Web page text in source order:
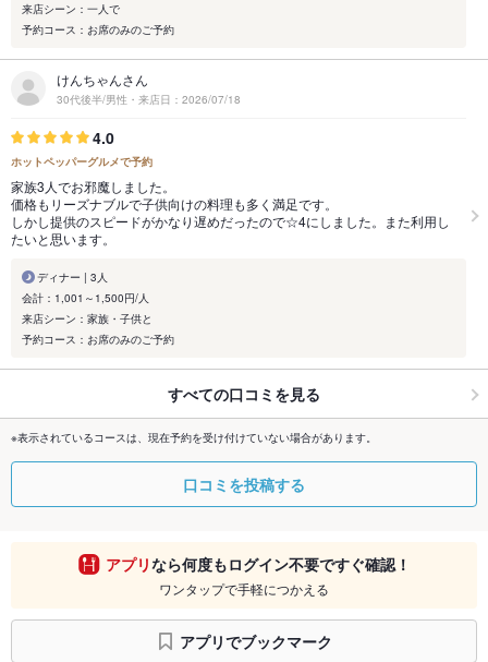
来店シーン：一人で
予約コース：お席のみのご予約
けんちゃんさん
30代後半/男性・来店日：2026/07/18
4.0
ホットペッパーグルメで予約
家族3人でお邪魔しました。
価格もリーズナブルで子供向けの料理も多く満足です。
しかし提供のスピードがかなり遅めだったので☆4にしました。また利用し
たいと思います。
ディナー | 3人
会計：1,001～1,500円/人
来店シーン：家族・子供と
予約コース：お席のみのご予約
すべての口コミを見る
※表示されているコースは、現在予約を受け付けていない場合があります。
口コミを投稿する
アプリなら何度もログイン不要ですぐ確認！
ワンタップで手軽につかえる
アプリでブックマーク